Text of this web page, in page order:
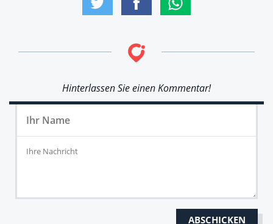
Hinterlassen Sie einen Kommentar!